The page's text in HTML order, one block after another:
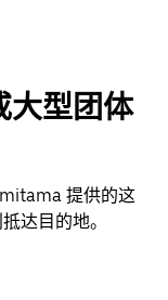
大型团体
提供的这
达目的地。